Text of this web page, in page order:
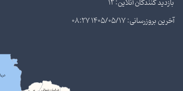
بازدید کنندگان آنلاین: 12
آخرین بروزرسانی: 1405/05/17 08:27